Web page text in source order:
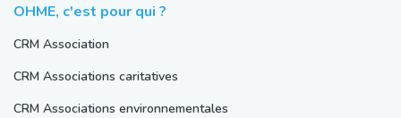
OHME, c'est pour qui ?
CRM Association
CRM Associations caritatives
CRM Associations environnementales